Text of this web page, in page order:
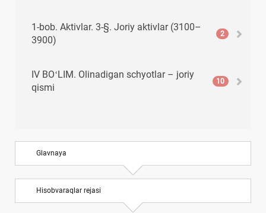
1-bob. Aktivlar. 3-§. Joriy aktivlar (3100–
3900)
2
IV BOʻLIM. Olinadigan schyotlar – joriy
qismi
10
VI BOʻLIM. Joriy majburiyatlar
VII BOʻLIM. Uzoq muddatli majburiyatlar 6
Glavnaya
Hisobvaraqlar rejasi